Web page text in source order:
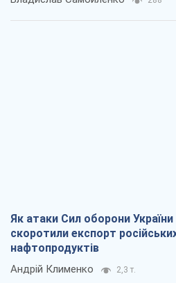
Як атаки Сил оборони України
скоротили експорт
нафтопродуктів
Андрій Клименко 2,3 т.